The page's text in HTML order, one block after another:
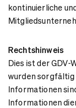
kontinuierliche
Rechtshinweis
Dies ist der
wurden
Informationen
Informationen